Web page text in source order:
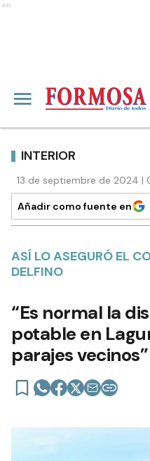
Ads
INTERIOR
13 de septiembre de 2024 |
Añadir como fuente en
ASÍ LO ASEGURÓ EL
DELFINO
“Es normal la
potable en
parajes vecinos”